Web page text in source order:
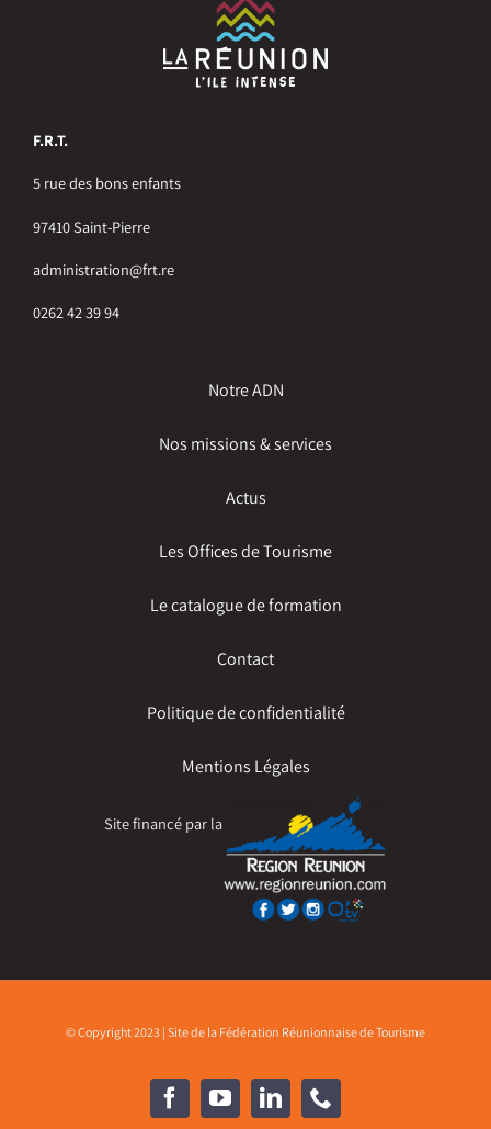
F.R.T.
5 rue des bons enfants
97410 Saint-Pierre
administration@frt.re
0262 42 39 94
Notre ADN
Nos missions & services
Actus
Les Offices de Tourisme
Le catalogue de formation
Contact
Politique de confidentialité
Mentions Légales
Site financé par la
© Copyright 2023 | Site de la Fédération Réunionnaise de Tourisme